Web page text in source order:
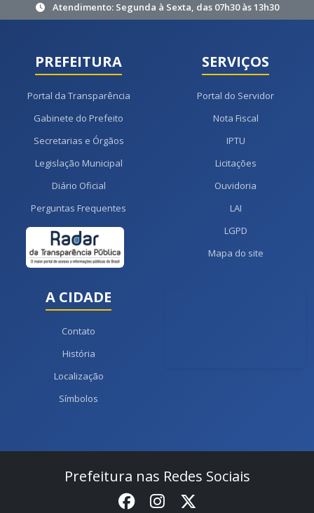
Atendimento: Segunda à Sexta, das 07h30 às 13h30
PREFEITURA
Portal da Transparência
Gabinete do Prefeito
Secretarias e Órgãos
Legislação Municipal
Diário Oficial
Perguntas Frequentes
SERVIÇOS
Portal do Servidor
Nota Fiscal
IPTU
Licitações
Ouvidoria
LAI
LGPD
Mapa do site
A CIDADE
Contato
História
Localização
Símbolos
Prefeitura nas Redes Sociais